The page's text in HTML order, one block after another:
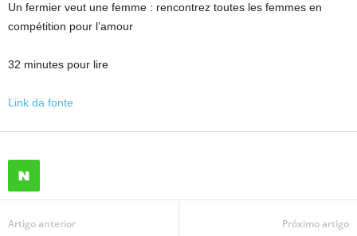
Un fermier veut une femme : rencontrez toutes les femmes en
compétition pour l’amour
32 minutes pour lire
Link da fonte
Artigo anterior Próximo artigo